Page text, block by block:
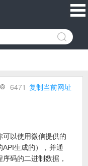
6471 复制当前网址
可以使用微信提供的
生成的），并通
码的二进制数据，